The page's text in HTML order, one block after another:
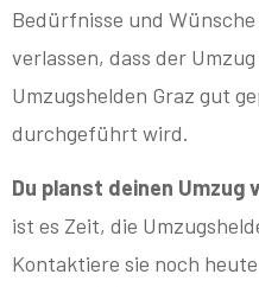
Bedürfnisse und
verlassen, dass der
Umzugshelden Graz gut
durchgeführt wird.
Du planst deinen Umzug
ist es Zeit, die
Kontaktiere sie noch